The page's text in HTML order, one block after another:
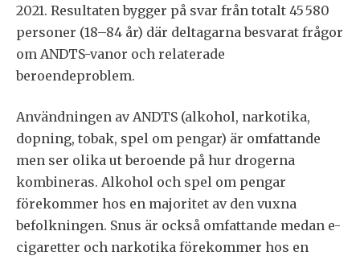
2021. Resultaten bygger på svar från totalt 45 580
personer (18–84 år) där deltagarna besvarat frågor
om ANDTS-vanor och relaterade
beroendeproblem.
Användningen av ANDTS (alkohol, narkotika,
dopning, tobak, spel om pengar) är omfattande
men ser olika ut beroende på hur drogerna
kombineras. Alkohol och spel om pengar
förekommer hos en majoritet av den vuxna
befolkningen. Snus är också omfattande medan e-
cigaretter och narkotika förekommer hos en